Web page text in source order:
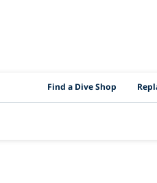
PADI Location Links
Find a Dive Shop